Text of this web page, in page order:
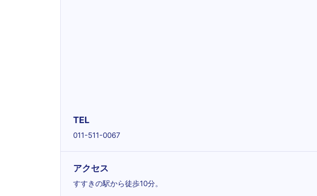
TEL
011-511-0067
アクセス
すすきの駅から徒歩10分。